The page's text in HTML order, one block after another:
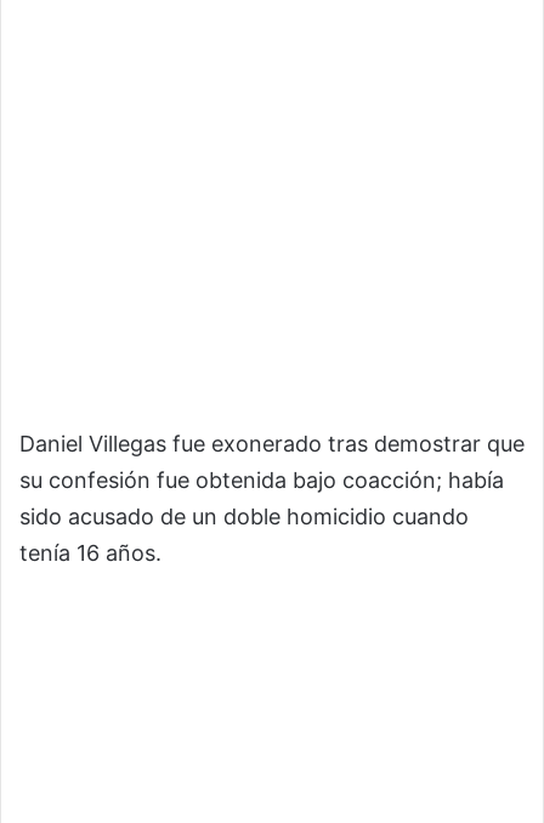
Daniel Villegas fue exonerado tras demostrar que
su confesión fue obtenida bajo coacción; había
sido acusado de un doble homicidio cuando
tenía 16 años.